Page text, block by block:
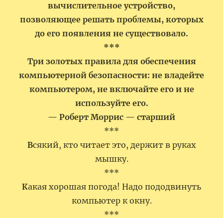
вычислительное устройство,
позволяющее решать проблемы, которых
до его появления не существовало.
***
Три золотых правила для обеспечения
компьютерной безопасности: не владейте
компьютером, не включайте его и не
используйте его.
— Роберт Моррис — старший
***
Всякий, кто читает это, держит в руках
мышку.
***
Какая хорошая погода! Надо пододвинуть
компьютер к окну.
***